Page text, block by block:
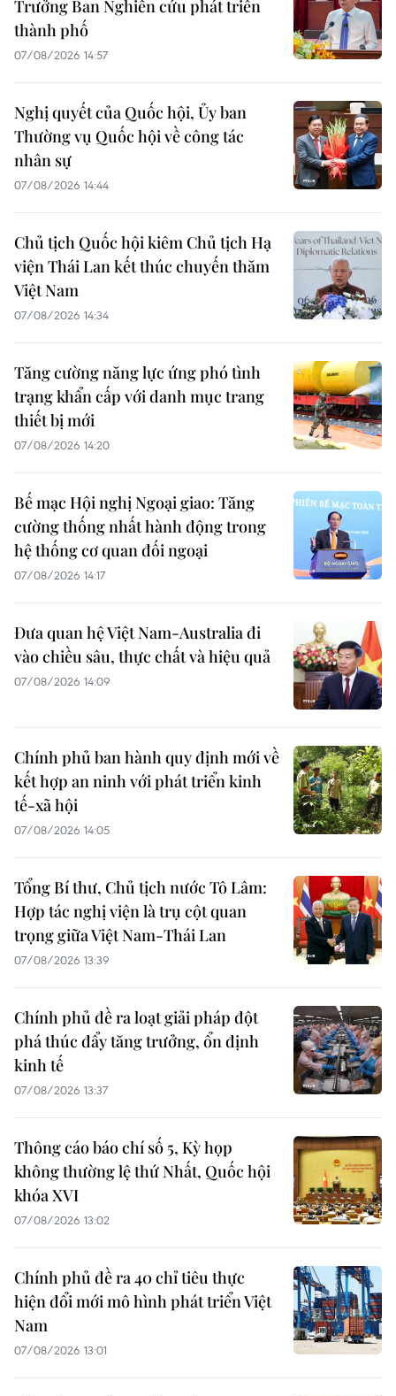
Trưởng Ban Nghiên cứu phát triển
thành phố
07/08/2026 14:57
Nghị quyết của Quốc hội, Ủy ban
Thường vụ Quốc hội về công tác
nhân sự
07/08/2026 14:44
Chủ tịch Quốc hội kiêm Chủ tịch Hạ
viện Thái Lan kết thúc chuyến thăm
Việt Nam
07/08/2026 14:34
Tăng cường năng lực ứng phó tình
trạng khẩn cấp với danh mục trang
thiết bị mới
07/08/2026 14:20
Bế mạc Hội nghị Ngoại giao: Tăng
cường thống nhất hành động trong
hệ thống cơ quan đối ngoại
07/08/2026 14:17
Đưa quan hệ Việt Nam-Australia đi
vào chiều sâu, thực chất và hiệu quả
07/08/2026 14:09
Chính phủ ban hành quy định mới về
kết hợp an ninh với phát triển kinh
tế-xã hội
07/08/2026 14:05
Tổng Bí thư, Chủ tịch nước Tô Lâm:
Hợp tác nghị viện là trụ cột quan
trọng giữa Việt Nam-Thái Lan
07/08/2026 13:39
Chính phủ đề ra loạt giải pháp đột
phá thúc đẩy tăng trưởng, ổn định
kinh tế
07/08/2026 13:37
Thông cáo báo chí số 5, Kỳ họp
không thường lệ thứ Nhất, Quốc hội
khóa XVI
07/08/2026 13:02
Chính phủ đề ra 40 chỉ tiêu thực
hiện đổi mới mô hình phát triển Việt
Nam
07/08/2026 13:01